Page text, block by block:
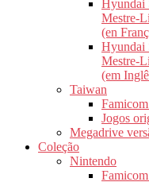
Hyundai
Mestre-
(en
Hyundai
Mestre-
(em
Taiwan
Jogos
Megadrive
Coleção
Nintendo